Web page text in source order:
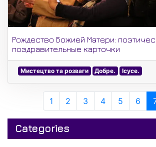
Рождество Божией Матери:
поздравительные карточки
Мистецтво та розваги Добре. Ісусе.
1 2 3 4 5 6
Categories